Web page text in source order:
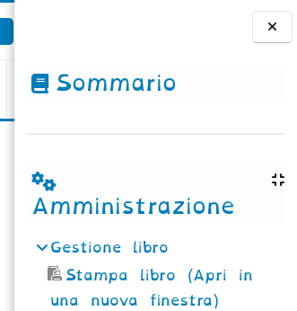
Blocchi
Sommario
Amministrazione
Gestione libro
Stampa libro (Apri in
una nuova finestra)